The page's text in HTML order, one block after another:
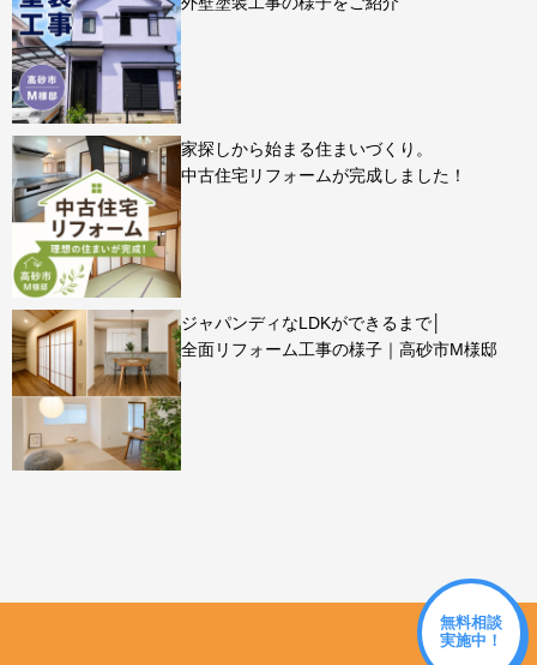
家探しから始まる住まいづくり。
中古住宅リフォームが完成しました！
ジャパンディなLDKができるまで│
全面リフォーム工事の様子｜高砂市M様邸
無料相談
実施中！